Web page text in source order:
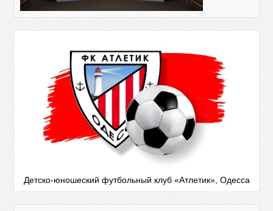
Детско-юношеский футбольный клуб «Атлетик», Одесса